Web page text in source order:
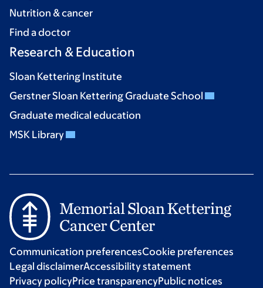
Nutrition & cancer
Find a doctor
Research & Education
Sloan Kettering Institute
Gerstner Sloan Kettering Graduate School
Graduate medical education
MSK Library
Communication preferencesCookie preferences
Legal disclaimerAccessibility statement
Privacy policyPrice transparencyPublic notices